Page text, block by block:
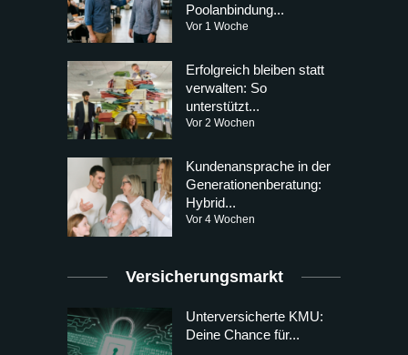
Poolanbindung...
Vor 1 Woche
Erfolgreich bleiben statt
verwalten: So
unterstützt...
Vor 2 Wochen
Kundenansprache in der
Generationenberatung:
Hybrid...
Vor 4 Wochen
Versicherungsmarkt
Unterversicherte KMU:
Deine Chance für...